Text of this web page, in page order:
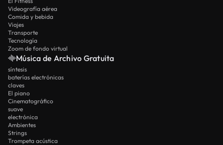
Videografía aérea
Comida y bebida
Viajes
Transporte
Tecnología
Zoom de fondo virtual
Música de Archivo Gratuita
síntesis
baterías electrónicas
claves
El piano
Cinematográfico
suave
electrónica
Ambientes
Strings
Trompeta acústica